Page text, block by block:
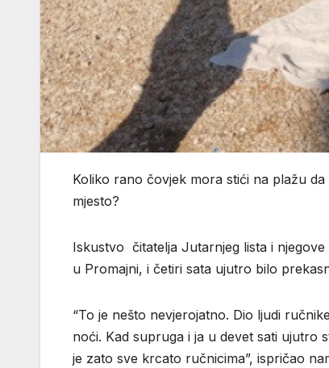
Koliko rano čovjek mora stići na plažu
mjesto?
Iskustvo čitatelja Jutarnjeg lista i
u Promajni, i četiri sata ujutro bilo
“To je nešto nevjerojatno. Dio ljudi
noći. Kad supruga i ja u devet sati ujutro
je zato sve krcato ručnicima”, ispričao